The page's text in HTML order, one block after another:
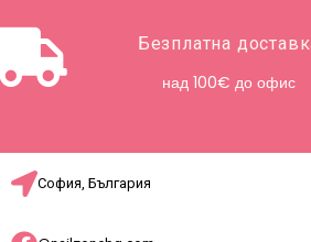
Безплатна
над 100€ до офис
София, България